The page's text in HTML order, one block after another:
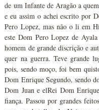
de um Infante de Aragão a
e eu assim o achei escrito por
Pero Lopez, mas não o li em
este Dom Pero Lopez de
homem de grande discrição e
quer na guerra. Teve grande
pois, sendo moço, foi bem
Dom Enrique Segundo, sendo
Dom Juan e elRei Dom
fiança. Passou por grandes